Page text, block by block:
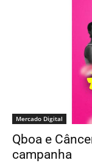
Mercado Digital
Qboa e
campanha